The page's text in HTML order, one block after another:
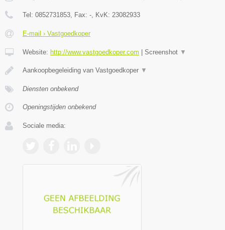
Tel: 0852731853 , Fax: - , KvK: 23082933
E-mail › Vastgoedkoper
Website: http://www.vastgoedkoper.com Screenshot ▼
Aankoopbegeleiding van Vastgoedkoper ▼
Diensten onbekend
Openingstijden onbekend
Sociale media: